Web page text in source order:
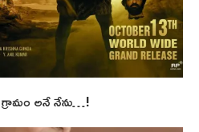
అనే నేను…!